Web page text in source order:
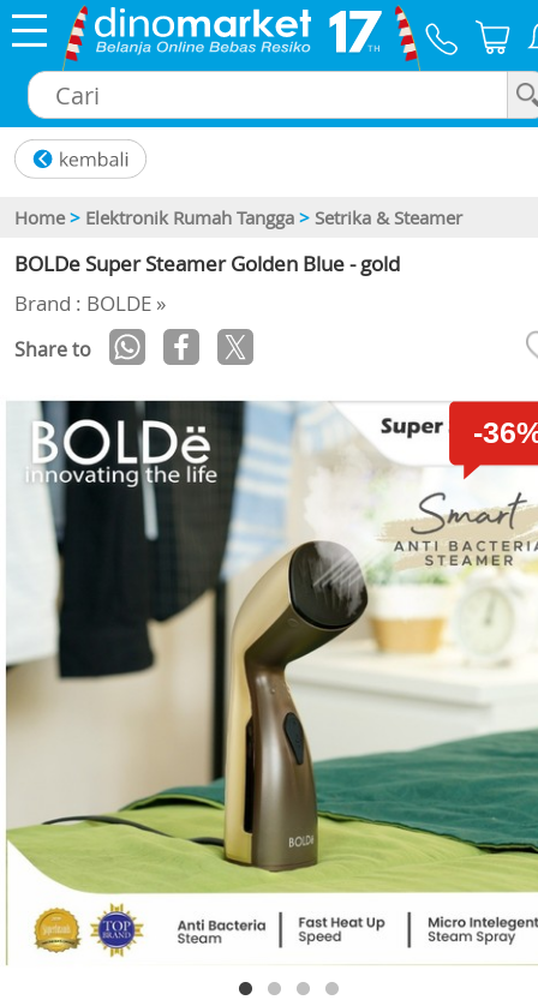
Home > Elektronik Rumah Tangga > Setrika & Steamer
BOLDe Super Steamer Golden Blue - gold
Brand : BOLDE »
Share to
-